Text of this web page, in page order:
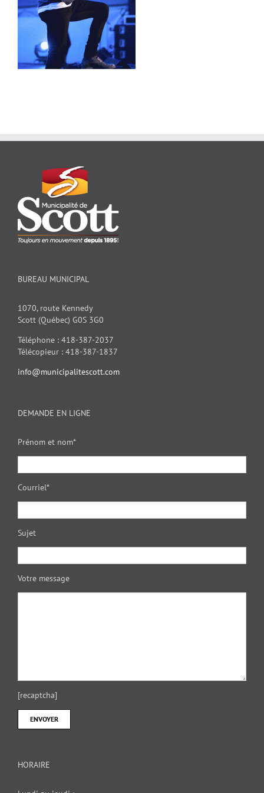
BUREAU MUNICIPAL
1070, route Kennedy
Scott (Québec) G0S 3G0
Téléphone : 418-387-2037
Télécopieur : 418-387-1837
info@municipalitescott.com
DEMANDE EN LIGNE
Prénom et nom*
Courriel*
Sujet
Votre message
[recaptcha]
HORAIRE